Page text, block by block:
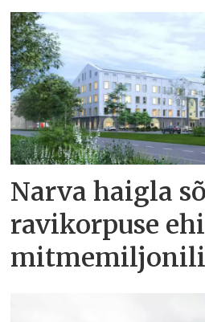
Narva haigla
ravikorpuse